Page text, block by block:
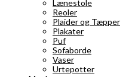
Lænestole
Reoler
Plaider og Tæpper
Plakater
Puf
Sofaborde
Vaser
Urtepotter